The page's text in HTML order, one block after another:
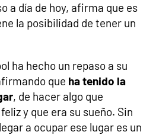
a día de hoy, afirma que es
la posibilidad de tener un
ha hecho un repaso a su
que ha tenido la
, de hacer algo que
y que era su sueño. Sin
a ocupar ese lugar es un